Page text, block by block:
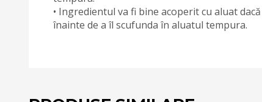
• Ingredientul va fi bine acoperit cu aluat
înainte de a îl scufunda în aluatul tempura.